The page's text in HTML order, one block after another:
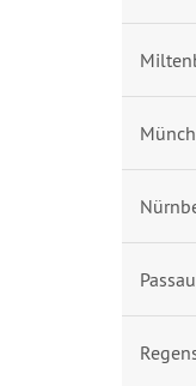
Passau